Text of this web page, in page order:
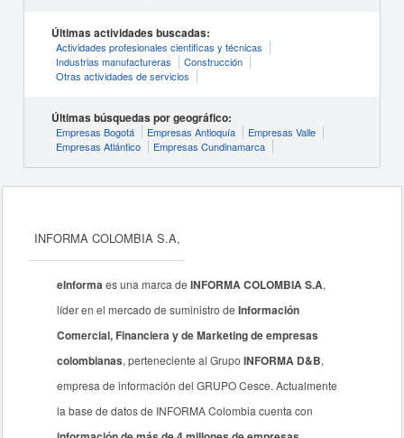
Últimas actividades buscadas:
Actividades profesionales cientificas y técnicas
Industrias manufactureras
Construcción
Otras actividades de servicios
Últimas búsquedas por geográfico:
Empresas Bogotá Empresas Antioquía
Empresas Valle
Empresas Atlántico
Empresas Cundinamarca
INFORMA COLOMBIA S.A,
eInformaes una marca deINFORMA COLOMBIA S.A,
líder en el mercado de suministro deInformación
Comercial, Financiera y de Marketing de empresas
colombianas, perteneciente al GrupoINFORMA D&B,
empresa de información del GRUPO Cesce. Actualmente
la base de datos de INFORMA Colombia cuenta con